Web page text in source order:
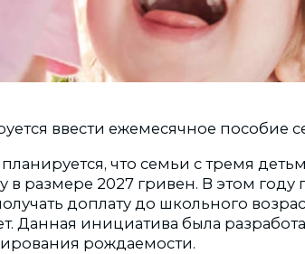
ввести ежемесячное пособие
планируется, что семьи с тремя
в размере 2027 гривен. В этом
доплату до школьного
Данная инициатива была
рождаемости.